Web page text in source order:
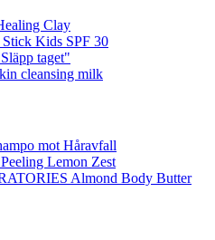
Clay
Kids SPF 30
taget"
cleansing milk
mot Håravfall
Lemon Zest
Almond Body Butter